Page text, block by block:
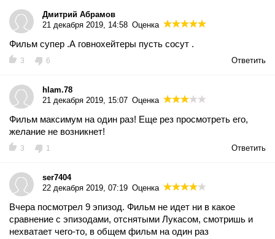
Дмитрий Абрамов
21 декабря 2019, 14:58 Оценка
Фильм супер .А говнохейтеры пусть сосут .
3 6 Ответить
hlam.78
21 декабря 2019, 15:07 Оценка
Фильм максимум на один раз! Еще рез просмотреть его,
желание не возникнет!
3 1 Ответить
ser7404
22 декабря 2019, 07:19 Оценка
Вчера посмотрел 9 эпизод. Фильм не идет ни в какое
сравнение с эпизодами, отснятыми Лукасом, смотришь и
нехватает чего-то, в общем фильм на один раз